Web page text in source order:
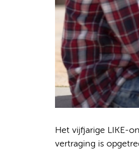
Het vijfjarige LIKE-
vertraging is